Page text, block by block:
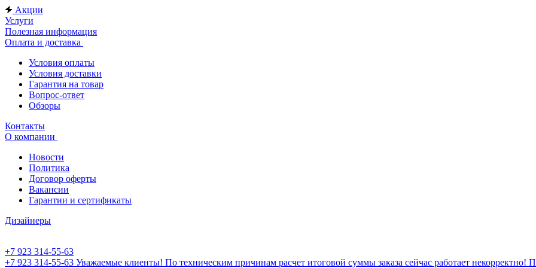
Акции
Услуги
Полезная информация
Оплата и доставка
Условия оплаты
Условия доставки
Гарантия на товар
Вопрос-ответ
Обзоры
Контакты
О компании
Новости
Политика
Договор оферты
Вакансии
Гарантии и сертификаты
Дизайнеры
+7 923 314-55-63
+7 923 314-55-63 Уважаемые клиенты! По техническим причинам расчет итоговой суммы заказа сейчас работает